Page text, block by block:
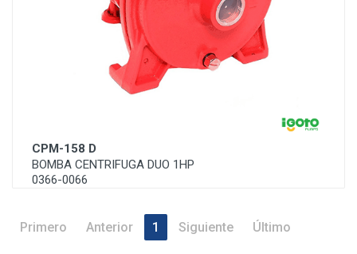
CPM-158 D
BOMBA CENTRIFUGA DUO 1HP
0366-0066
Primero Anterior 1 Siguiente Último